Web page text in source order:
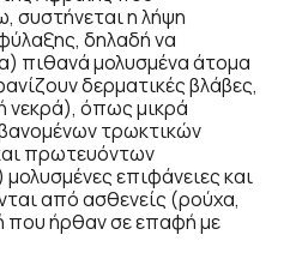
συστήνεται η λήψη
δηλαδή να
πιθανά μολυσμένα άτομα
δερματικές βλάβες,
νεκρά), όπως μικρά
τρωκτικών
πρωτευόντων
επιφάνειες και
από ασθενείς (ρούχα,
που ήρθαν σε επαφή με